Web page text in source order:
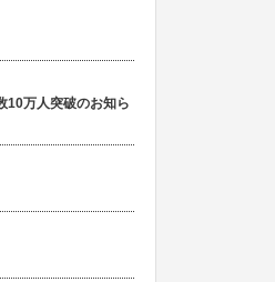
10万人突破のお知ら